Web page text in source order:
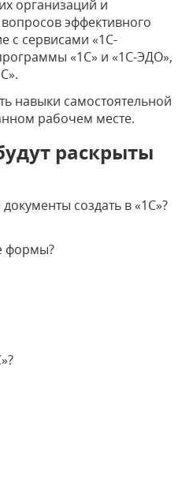
организаций и
эффективного
с сервисами «1С-
«1С» и «1С-ЭДО»,
навыки самостоятельной
рабочем месте.
раскрыты
создать в «1С»?
формы?